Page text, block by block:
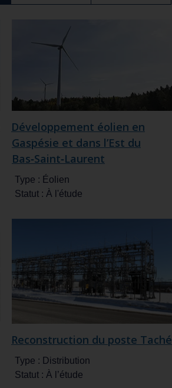
Développement éolien en
Gaspésie et dans l’Est du
Bas‑Saint‑Laurent
Type : Éolien
Statut : À l'étude
Reconstruction du poste Taché
Type : Distribution
Statut : À l’étude